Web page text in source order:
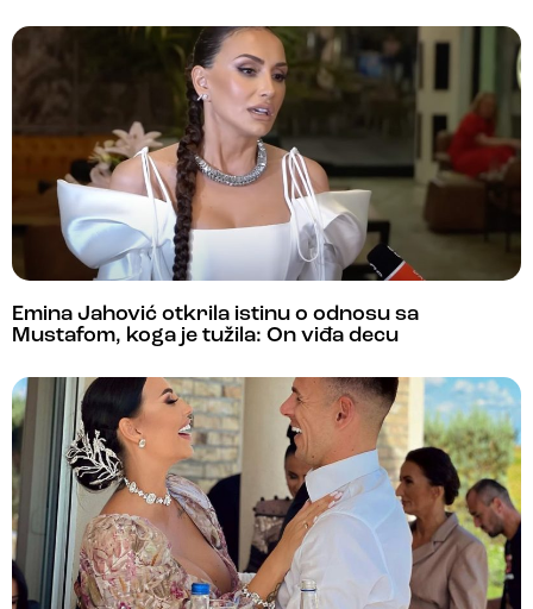
Emina Jahović otkrila istinu o odnosu sa
Mustafom, koga je tužila: On viđa decu